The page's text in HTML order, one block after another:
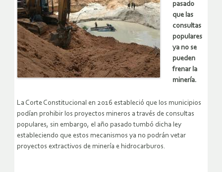
pasado
que las
consultas
populares
ya no se
pueden
frenar la
minería.
La Corte Constitucional en 2016 estableció que los municipios
podían prohibir los proyectos mineros a través de consultas
populares, sin embargo, el año pasado tumbó dicha ley
estableciendo que estos mecanismos ya no podrán vetar
proyectos extractivos de minería e hidrocarburos.